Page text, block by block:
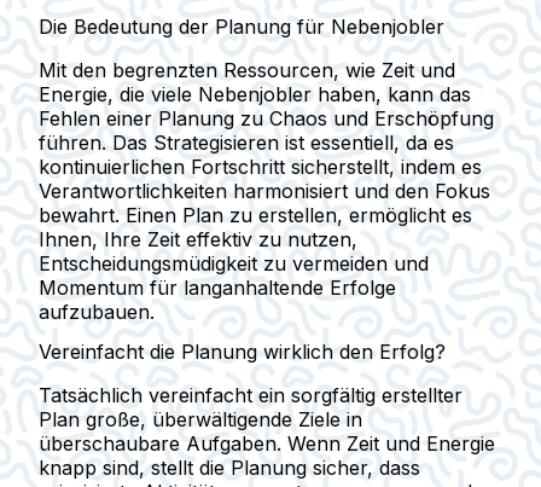
Die Bedeutung der Planung für Nebenjobler
Mit den begrenzten Ressourcen, wie Zeit und
Energie, die viele Nebenjobler haben, kann das
Fehlen einer Planung zu Chaos und Erschöpfung
führen. Das Strategisieren ist essentiell, da es
kontinuierlichen Fortschritt sicherstellt, indem es
Verantwortlichkeiten harmonisiert und den Fokus
bewahrt. Einen Plan zu erstellen, ermöglicht es
Ihnen, Ihre Zeit effektiv zu nutzen,
Entscheidungsmüdigkeit zu vermeiden und
Momentum für langanhaltende Erfolge
aufzubauen.
Vereinfacht die Planung wirklich den Erfolg?
Tatsächlich vereinfacht ein sorgfältig erstellter
Plan große, überwältigende Ziele in
überschaubare Aufgaben. Wenn Zeit und Energie
knapp sind, stellt die Planung sicher, dass